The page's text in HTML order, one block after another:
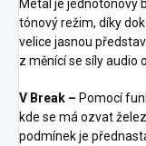
Metal je jednotonový
tónový režim, díky
velice jasnou
z měnící se síly audio
V Break – Pomocí
kde se má ozvat
podmínek je